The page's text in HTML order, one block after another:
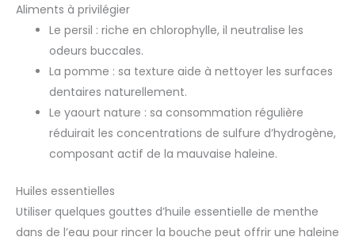
Aliments à privilégier
Le persil : riche en chlorophylle, il neutralise les
odeurs buccales.
La pomme : sa texture aide à nettoyer les surfaces
dentaires naturellement.
Le yaourt nature : sa consommation régulière
réduirait les concentrations de sulfure d’hydrogène,
composant actif de la mauvaise haleine.
Huiles essentielles
Utiliser quelques gouttes d’huile essentielle de menthe
dans de l’eau pour rincer la bouche peut offrir une haleine